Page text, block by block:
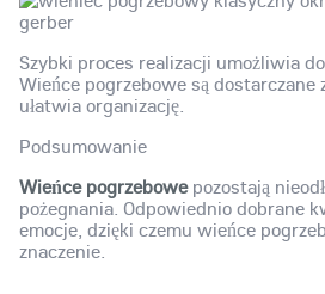
Szybki proces realizacji umożliwia
Wieńce pogrzebowe są
ułatwia organizację.
Podsumowanie
Wieńce pogrzebowepozostają
pożegnania. Odpowiednio dobrane
emocje, dzięki czemu wieńce
znaczenie.